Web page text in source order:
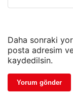
Daha sonraki
posta adresim
kaydedilsin.